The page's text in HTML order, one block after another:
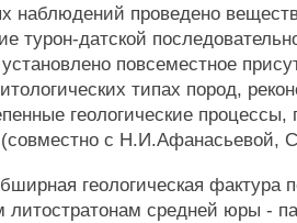
наблюдений проведено
турон-датской
повсеместное
типах пород,
геологические
с Н.И.Афанасьевой,
геологическая фактура
средней юры -